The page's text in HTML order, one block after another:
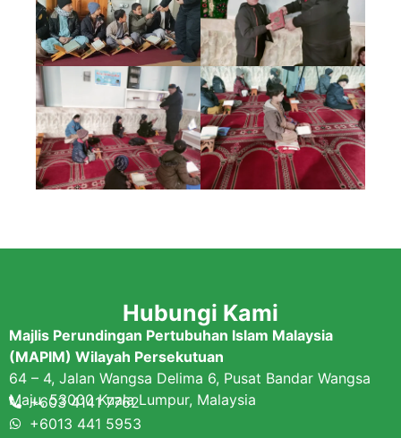
Hubungi Kami
Majlis Perundingan Pertubuhan Islam Malaysia
(MAPIM) Wilayah Persekutuan
64 – 4, Jalan Wangsa Delima 6, Pusat Bandar Wangsa
Maju, 53000 Kuala Lumpur, Malaysia
+603 4141 7762
+6013 441 5953